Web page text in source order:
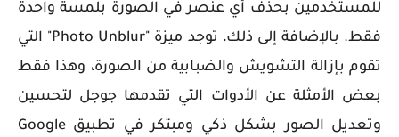
للمستخدمين بحذف أي عنصر في الصورة بلمسة واحدة
فقط. بالإضافة إلى ذلك، توجد ميزة "Photo Unblur" التي
تقوم بإزالة التشويش والضبابية من الصورة، وهذا فقط
بعض الأمثلة عن الأدوات التي تقدمها جوجل لتحسين
وتعديل الصور بشكل ذكي ومبتكر في تطبيق Google